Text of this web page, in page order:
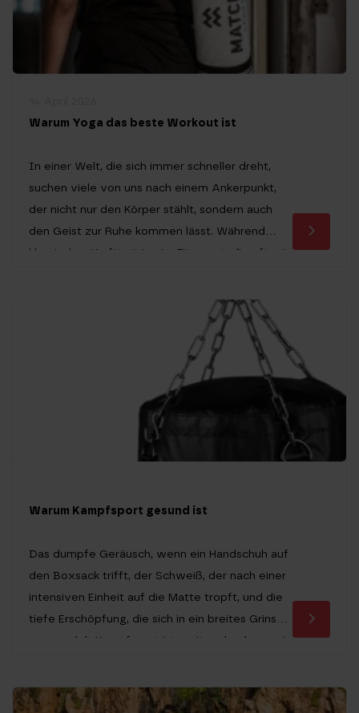
Warum Yoga das beste Workout ist
In einer Welt, die sich immer schneller dreht,
suchen viele von uns nach einem Ankerpunkt,
der nicht nur den Körper stählt, sondern auch
den Geist zur Ruhe kommen lässt. Während
klassisches Krafttraining im Fitnessstudio oft mit
der effektivsten Alternativen für […]
Warum Kampfsport gesund ist
Das dumpfe Geräusch, wenn ein Handschuh auf
den Boxsack trifft, der Schweiß, der nach einer
intensiven Einheit auf die Matte tropft, und die
tiefe Erschöpfung, die sich in ein breites Grinsen
verwandelt Kampfsport ist weit mehr als nur ein
Anstrengung […]